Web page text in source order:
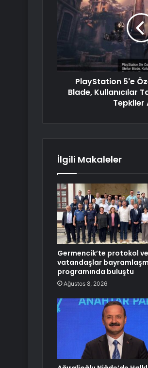
PlayStation 5'e
Blade, Kullanıcılar
Tepkiler
İlgili Makaleler
Germencik’te protokol ve
vatandaşlar
programında buluştu
Ağustos 8, 2026